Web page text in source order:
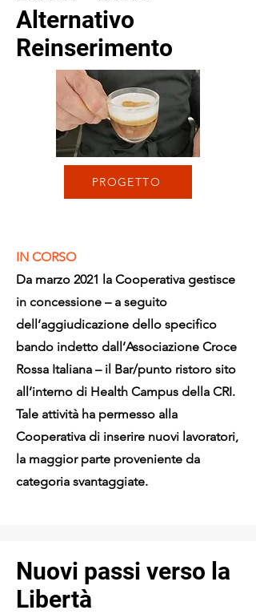
Alternativo
Reinserimento
PROGETTO
IN CORSO
Da marzo 2021 la Cooperativa gestisce
in concessione – a seguito
dell’aggiudicazione dello specifico
bando indetto dall’Associazione Croce
Rossa Italiana – il Bar/punto ristoro sito
all’interno di Health Campus della CRI.
Tale attività ha permesso alla
Cooperativa di inserire nuovi lavoratori,
la maggior parte proveniente da
categoria svantaggiate.
Nuovi passi verso la
Libertà